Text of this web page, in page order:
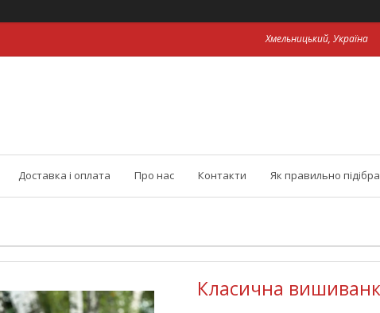
Хмельницький, Україна
Доставка і оплата Про нас Контакти Як правильно
Класична